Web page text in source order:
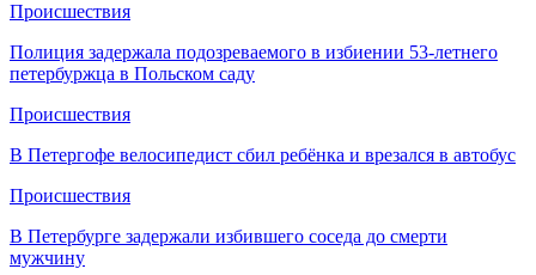
Происшествия
Полиция задержала подозреваемого в избиении 53-летнего
петербуржца в Польском саду
Происшествия
В Петергофе велосипедист сбил ребёнка и врезался в автобус
Происшествия
В Петербурге задержали избившего соседа до смерти
мужчину